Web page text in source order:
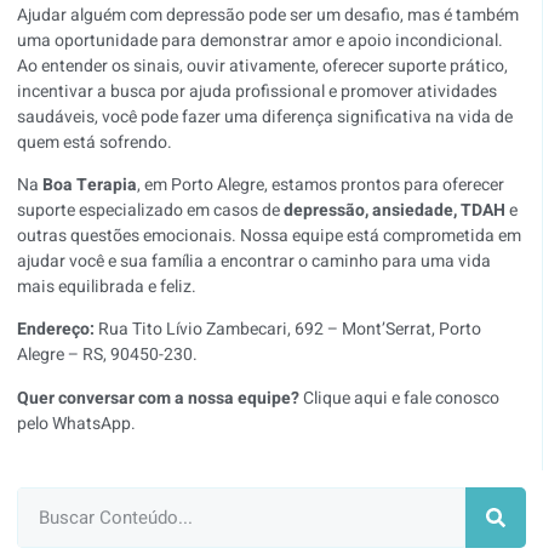
Ajudar alguém com depressão pode ser um desafio, mas é também
uma oportunidade para demonstrar amor e apoio incondicional.
Ao entender os sinais, ouvir ativamente, oferecer suporte prático,
incentivar a busca por ajuda profissional e promover atividades
saudáveis, você pode fazer uma diferença significativa na vida de
quem está sofrendo.
Na Boa Terapia, em Porto Alegre, estamos prontos para oferecer
suporte especializado em casos dedepressão, ansiedade, TDAHe
outras questões emocionais. Nossa equipe está comprometida em
ajudar você e sua família a encontrar o caminho para uma vida
mais equilibrada e feliz.
Endereço: Rua Tito Lívio Zambecari, 692 – Mont’Serrat, Porto
Alegre – RS, 90450-230.
Quer conversar com a nossa equipe?Clique aqui e fale conosco
pelo WhatsApp.